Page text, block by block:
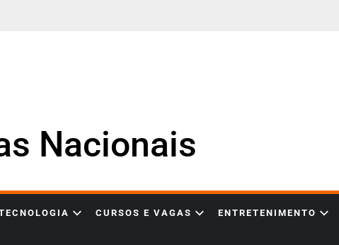
Nacionais
CURSOS E VAGAS ENTRETENIMENTO